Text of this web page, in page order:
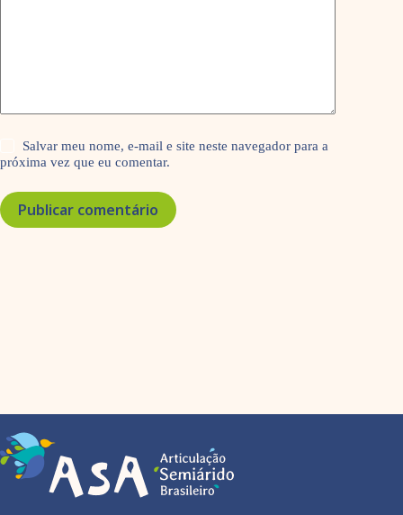
Salvar meu nome, e-mail e site neste navegador para a
próxima vez que eu comentar.
Publicar comentário